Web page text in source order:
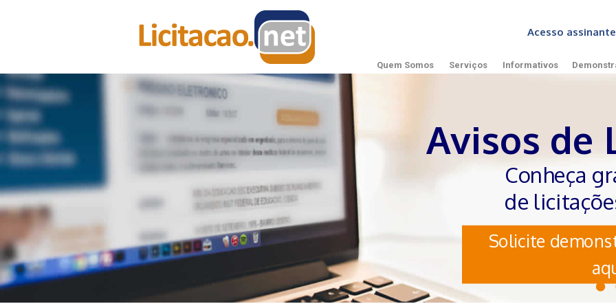
Acesso
Quem Somos Serviços Informativos
Avisos de
Conheça
de
Solicite